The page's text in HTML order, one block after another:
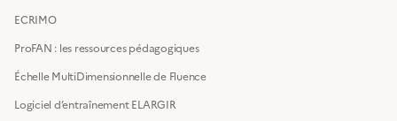
ECRIMO
ProFAN : les ressources pédagogiques
Échelle MultiDimensionnelle de Fluence
Logiciel d’entraînement ELARGIR